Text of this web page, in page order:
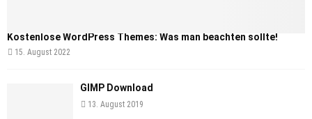
Kostenlose WordPress Themes: Was man beachten sollte!
15. August 2022
GIMP Download
13. August 2019